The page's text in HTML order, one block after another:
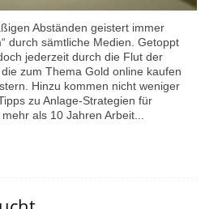
Abständen geistert immer
durch sämtliche Medien. Getoppt
jederzeit durch die Flut der
zum Thema Gold online kaufen
Hinzu kommen nicht weniger
zu Anlage-Strategien für
als 10 Jahren Arbeit...